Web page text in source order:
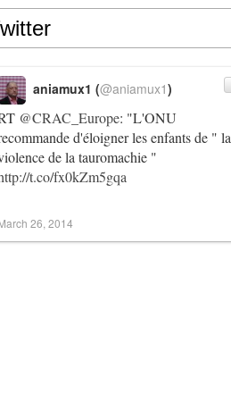
@CRAC_Europe: "L'ONU
d'éloigner les enfants de " la
de la tauromachie "
t.co/fx0kZm5gqa
aniamux1 (@aniamux1)
26, 2014